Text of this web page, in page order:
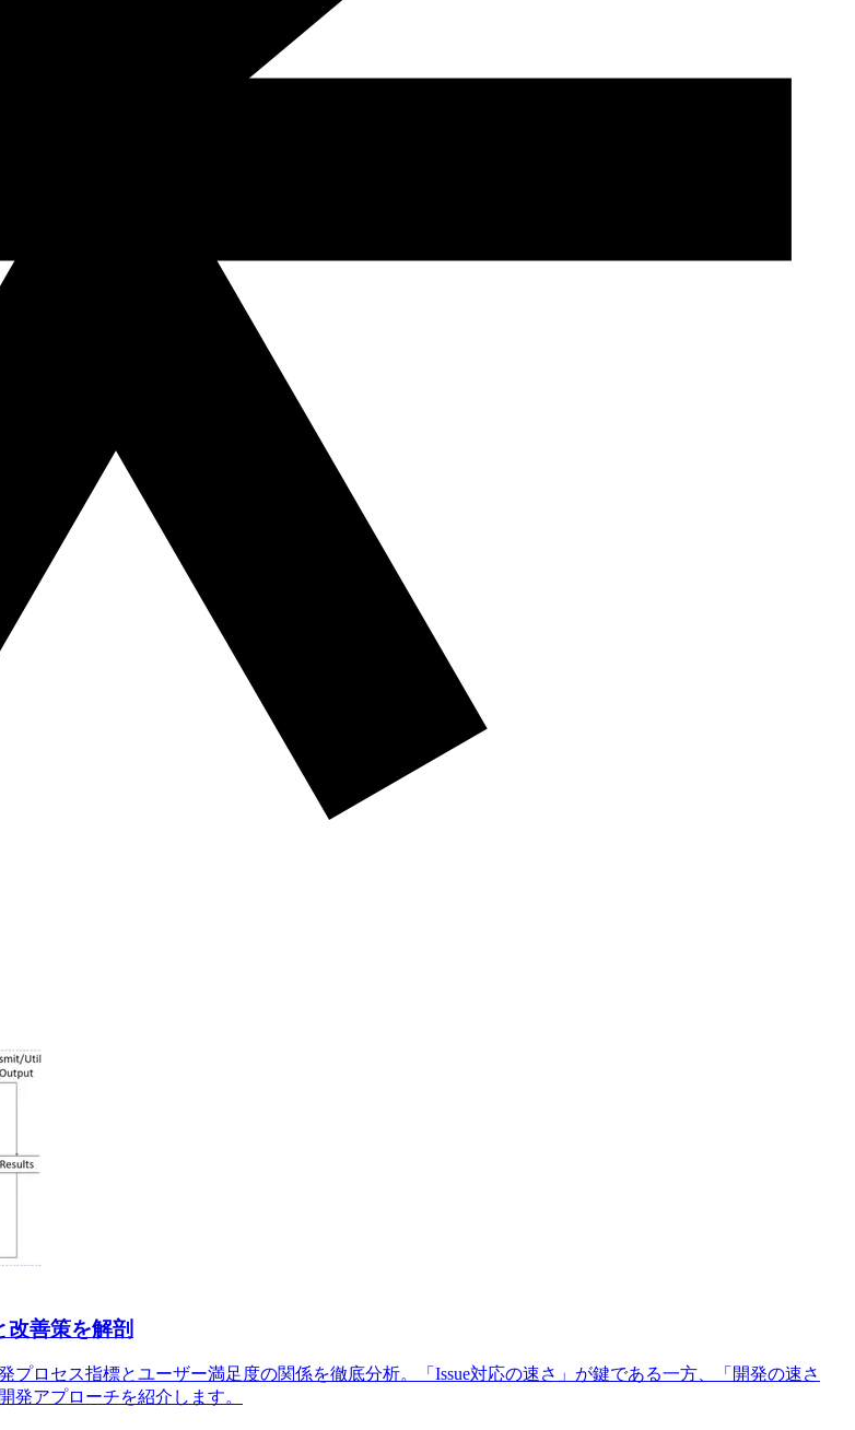
善策を解剖
ロセス指標とユーザー満足度の関係を徹底分析。「Issue対応の速さ」が鍵である一方、「開発の速さ
発アプローチを紹介します。